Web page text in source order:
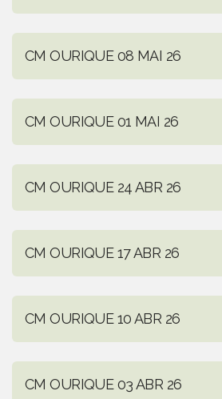
CM OURIQUE 08 MAI 26
CM OURIQUE 01 MAI 26
CM OURIQUE 24 ABR 26
CM OURIQUE 17 ABR 26
CM OURIQUE 10 ABR 26
CM OURIQUE 03 ABR 26